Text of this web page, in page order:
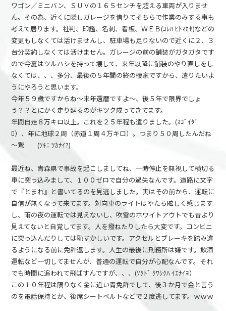
ワゴン／ミニバン、ＳＵＶの１６５センチを超える車両が入りませ
ん。その為、近くに隠しガレージを借りてそちらで作業のみする事も
考えて居ります。社判、印鑑、名刺、看板、ＷＥＢ(ｺﾚﾊ ﾋﾄﾏｶｾ)などの
変更もしなくては活けませんし、駐車場も足りないので近くに２、３
台分契約しなくては活けません。ガレージの前の舗装がガタガタです
ので今夏はツルハシを持って壊して、来年以降に舗装のやり直しをし
なくては、、、多分、最後の５年間の終の棲家ですから、遣りたいよ
うにやろうと思います。
今年５９歳ですからね～来年還暦ですよ～、後５年で限界でしょ
う？？とにかく走り廻るのがキツク成ってきてます。
年間自走８万キロ以上。これを２５年程も遣りました。(ｽｺﾞｲﾀﾞ
ﾛ）、年に地球２周（赤道１周４万キロ）。つまり５０周したんだね
～驚 (ﾂｷﾆ ﾂｶﾅｲ?)
最近ね、青森県で事故を起こしましてね、一時停止を無視して横切る
車に突っ込みまして、１００ゼロで自分の過失なんです。道路に文字
で『とまれ』と書いてるのを見逃しました。実はその前から、運転に
自信が無くなって来てます。対向車のライトはやたら眩しく感じます
し、雨の夜の運転では見えないし、吹雪のホワイトアウトでも昔より
見えてないと自覚してます。人を撥ねたりしたら大変です。コンビニ
に突っ込んだりしては恥ずかしいです。アクセルとブレーキを踏み違
るようになる前に免許返します。人生の最後に刑務所は嫌です。飲酒
運転など一切してませんが、普通の運転で自分が心配なんです。それ
でも時間に追われて飛ばすんですが、、、(ｿｸﾄﾞ ｸﾜｼｸﾊ ｲｴﾅｲﾖ）
この１０年程は限りなく金に近い青免許でして、後３か月で金と言う
のを電話保持とか、後席シートベルトなどで２度逃してます。ｗｗｗ